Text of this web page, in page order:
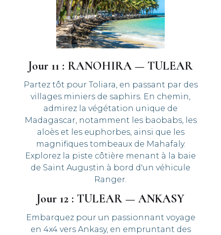
Jour 11 : RANOHIRA — TULEAR
Partez tôt pour Toliara, en passant par des
villages miniers de saphirs. En chemin,
admirez la végétation unique de
Madagascar, notamment les baobabs, les
aloès et les euphorbes, ainsi que les
magnifiques tombeaux de Mahafaly.
Explorez la piste côtière menant à la baie
de Saint Augustin à bord d'un véhicule
Ranger.
Jour 12 : TULEAR — ANKASY
Embarquez pour un passionnant voyage
en 4x4 vers Ankasy, en empruntant des